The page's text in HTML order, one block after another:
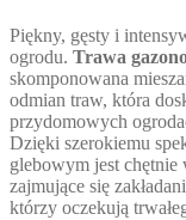
Piękny, gęsty i
ogrodu. Trawa
skomponowana
odmian traw, która
przydomowych
Dzięki szerokiemu
glebowym jest chętnie
zajmujące się
którzy oczekują